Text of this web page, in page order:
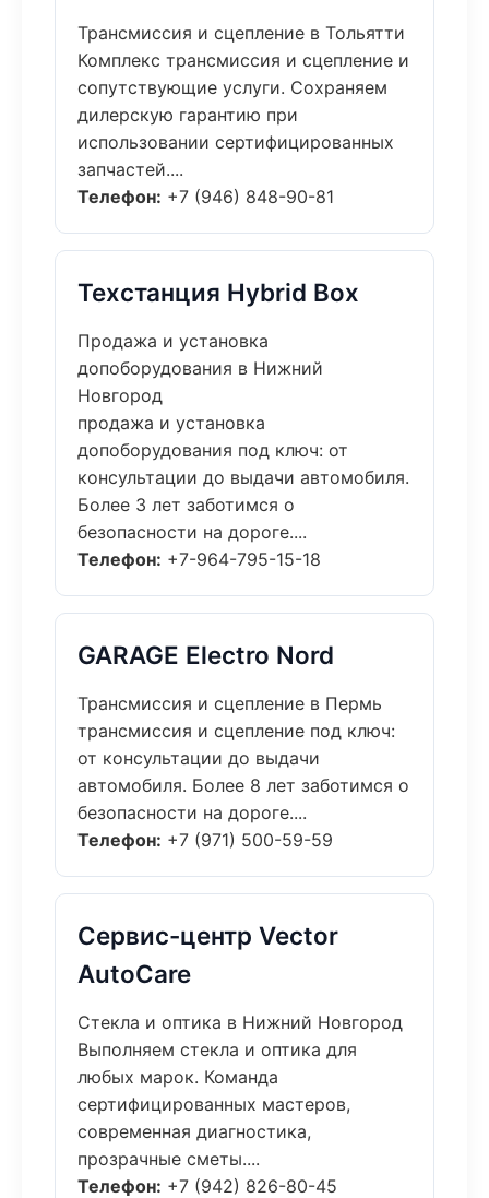
Трансмиссия и сцепление в Тольятти
Комплекс трансмиссия и сцепление и
сопутствующие услуги. Сохраняем
дилерскую гарантию при
использовании сертифицированных
запчастей....
Телефон: +7 (946) 848-90-81
Техстанция Hybrid Box
Продажа и установка
допоборудования в Нижний
Новгород
продажа и установка
допоборудования под ключ: от
консультации до выдачи автомобиля.
Более 3 лет заботимся о
безопасности на дороге....
Телефон: +7-964-795-15-18
GARAGE Electro Nord
Трансмиссия и сцепление в Пермь
трансмиссия и сцепление под ключ:
от консультации до выдачи
автомобиля. Более 8 лет заботимся о
безопасности на дороге....
Телефон: +7 (971) 500-59-59
Сервис-центр Vector
AutoCare
Стекла и оптика в Нижний Новгород
Выполняем стекла и оптика для
любых марок. Команда
сертифицированных мастеров,
современная диагностика,
прозрачные сметы....
Телефон: +7 (942) 826-80-45